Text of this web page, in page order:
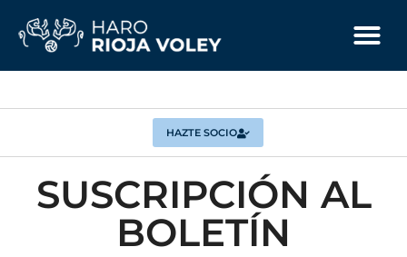
HAZTE SOCIO
SUSCRIPCIÓN AL
BOLETÍN